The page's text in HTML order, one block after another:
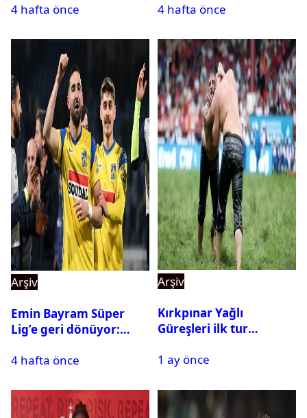
4 hafta önce
istemiyor’’
4 hafta önce
Arşiv
Emin Bayram Süper
Lig’e geri dönüyor:
4 hafta önce
Arşiv
Kırkpınar Yağlı
Güreşleri ilk tur
2. tura geçen
1 ay önce